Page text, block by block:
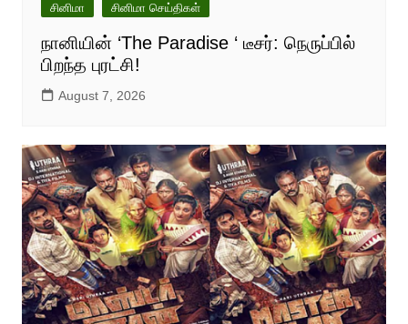
சினிமா சினிமா செய்திகள்
நானியின் ‘The Paradise ‘ டீசர்: நெருப்பில்
பிறந்த புரட்சி!
August 7, 2026